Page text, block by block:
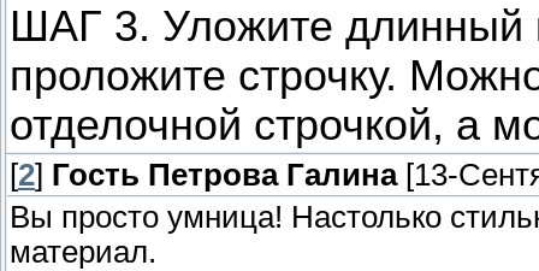
ШАГ 3. Уложите длинный
проложите строчку.
отделочной строчкой, а
[2] Гость Петрова Галина[13-
Вы просто умница! Настолько
материал.